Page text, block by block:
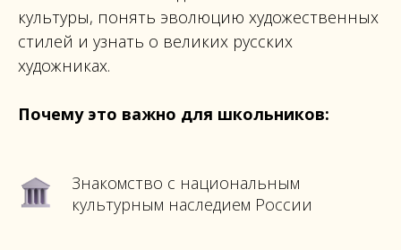
культуры, понять эволюцию художественных
стилей и узнать о великих русских
художниках.
Почему это важно для школьников:
Знакомство с национальным
культурным наследием России